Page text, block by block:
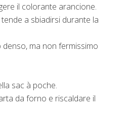
il colorante arancione.
a sbiadirsi durante la
ma non fermissimo
sac à poche.
da forno e riscaldare il